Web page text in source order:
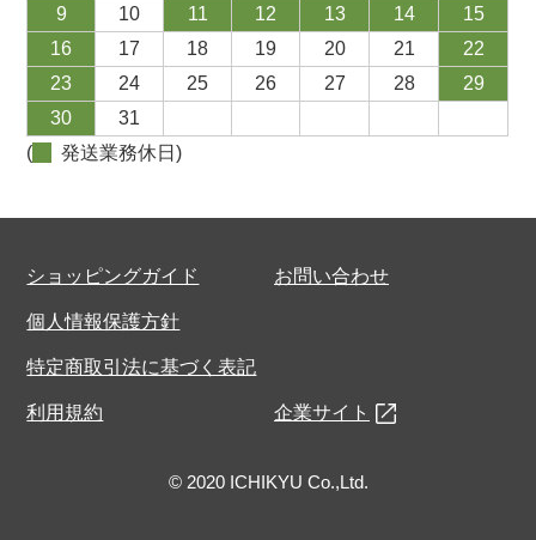
9
10 11 12 13 14
15
16
17 18 19 20 21
22
23
24 25 26 27 28
29
30
31
(
発送業務休日)
ショッピングガイド お問い合わせ
個人情報保護方針
特定商取引法に基づく表記
利用規約 企業サイト
© 2020 ICHIKYU Co.,Ltd.